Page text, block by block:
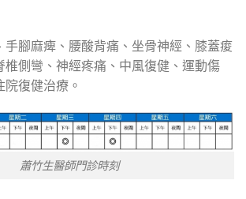
手腳麻痺、腰酸背痛、坐骨神經、膝蓋痠
椎側彎、神經疼痛、中風復健、運動傷
復健治療。
蕭竹生醫師門診時刻